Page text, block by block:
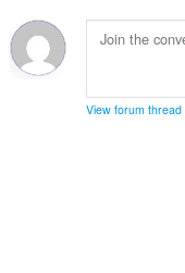
ด
ม
ทั้
ม
แ
น
ว
View forum thread